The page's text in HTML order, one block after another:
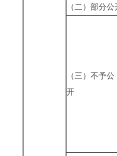
（二）部分公
（三）不予公
开